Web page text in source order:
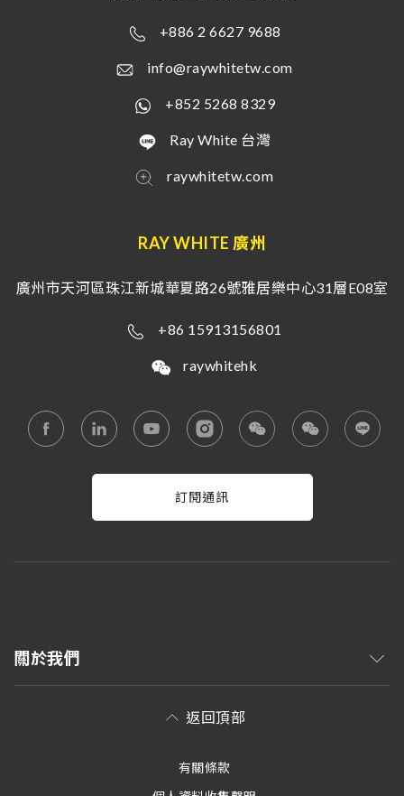
+886 2 6627 9688
info@raywhitetw.com
+852 5268 8329
Ray White 台灣
raywhitetw.com
RAY WHITE 廣州
廣州市天河區珠江新城華夏路26號雅居樂中心31層E08室
+86 15913156801
raywhitehk
訂閱通訊
關於我們
返回頂部
有關條款